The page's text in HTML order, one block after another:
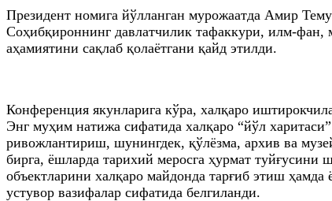
Президент номига йўлланган мурожаатда Амир
Соҳибқироннинг давлатчилик тафаккури, илм-фан,
аҳамиятини сақлаб қолаётгани қайд этилди.
Конференция якунларига кўра, халқаро
Энг муҳим натижа сифатида халқаро “йўл
ривожлантириш, шунингдек, қўлёзма, архив ва
бирга, ёшларда тарихий меросга ҳурмат
объектларини халқаро майдонда тарғиб этиш
устувор вазифалар сифатида белгиланди.